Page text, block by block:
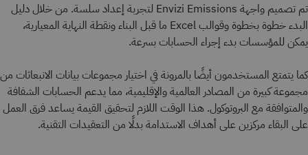
تم تصميم واجهة Envizi Emissions لتجربة إعداد سلسة. من خلال دليل
البدء خطوة بخطوة وقوالب Excel ما قبل البناء ونقطة النهاية المعيارية،
يمكن للمؤسسات بدء إجراء الحسابات بسرعة.
كما يتمتع المستخدمون أيضًا بالمرونة في اختيار مجموعات بيانات الانبعاثات من
مجموعة كبيرة من المصادر العالمية والإقليمية، مما يدعم الحسابات الشفافة
والمتوافقة مع البروتوكول. هذا الوقت اللازم لتحقيق القيمة يساعد فرق العمل
على البقاء مركزين على أهداف الاستدامة بدلًا من التعقيدات التقنية.